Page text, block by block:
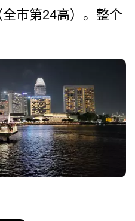
市第24高）。­整个